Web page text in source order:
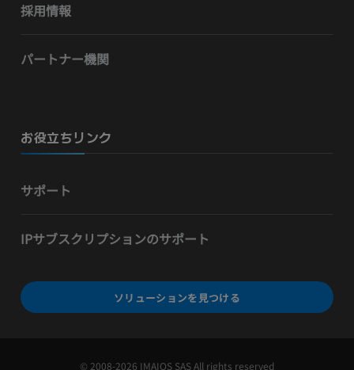
採用情報
パートナー機関
お役立ちリンク
サポート
IPサブスクリプションのサポート
ソリューションを見つける
© 2008-2026 IMAIOS SAS All rights reserved